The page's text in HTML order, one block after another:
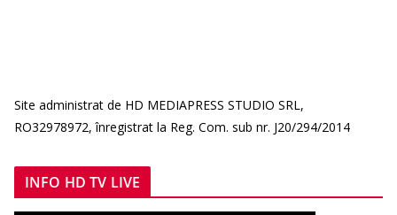
Site administrat de HD MEDIAPRESS STUDIO SRL,
RO32978972, înregistrat la Reg. Com. sub nr. J20/294/2014
INFO HD TV LIVE